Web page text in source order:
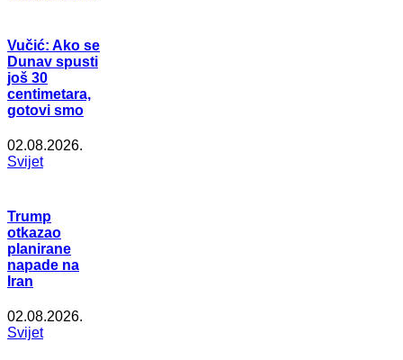
Vučić: Ako se
Dunav spusti
još 30
centimetara,
gotovi smo
02.08.2026.
Svijet
Trump
otkazao
planirane
napade na
Iran
02.08.2026.
Svijet